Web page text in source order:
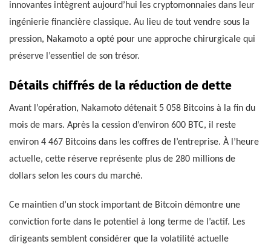
innovantes intègrent aujourd’hui les cryptomonnaies dans leur
ingénierie financière classique. Au lieu de tout vendre sous la
pression, Nakamoto a opté pour une approche chirurgicale qui
préserve l’essentiel de son trésor.
Détails chiffrés de la réduction de dette
Avant l’opération, Nakamoto détenait 5 058 Bitcoins à la fin du
mois de mars. Après la cession d’environ 600 BTC, il reste
environ 4 467 Bitcoins dans les coffres de l’entreprise. À l’heure
actuelle, cette réserve représente plus de 280 millions de
dollars selon les cours du marché.
Ce maintien d’un stock important de Bitcoin démontre une
conviction forte dans le potentiel à long terme de l’actif. Les
dirigeants semblent considérer que la volatilité actuelle